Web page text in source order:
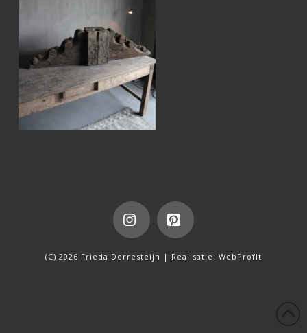
InstagramPinterest
(C) 2026 Frieda Dorresteijn | Realisatie: WebProfit